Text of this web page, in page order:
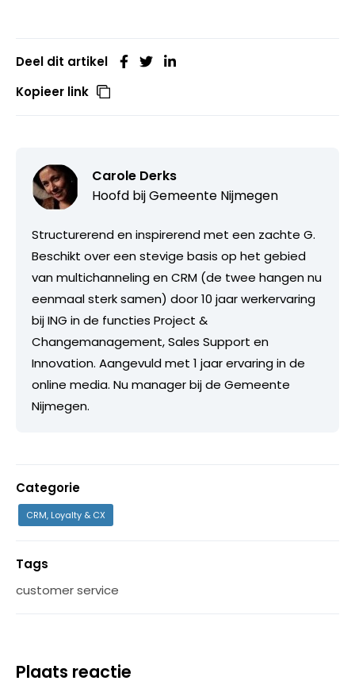
Deel dit artikel
Kopieer link
Carole Derks
Hoofd bijGemeente Nijmegen
Structurerend en inspirerend met een zachte G.
Beschikt over een stevige basis op het gebied
van multichanneling en CRM (de twee hangen nu
eenmaal sterk samen) door 10 jaar werkervaring
bij ING in de functies Project &
Changemanagement, Sales Support en
Innovation. Aangevuld met 1 jaar ervaring in de
online media. Nu manager bij de Gemeente
Nijmegen.
Categorie
CRM, Loyalty & CX
Tags
customer service
Plaats reactie